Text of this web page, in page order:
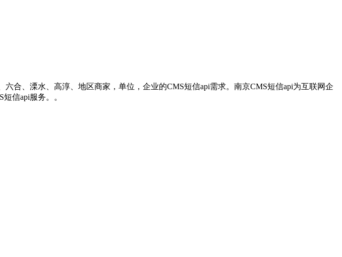
合、溧水、高淳、地区商家，单位，企业的CMS短信api需求。南京CMS短信api为互联网企
信api服务。。